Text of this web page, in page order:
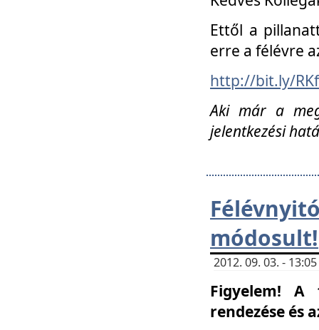
Ettől a
erre a félévre
http://bit.ly/
Aki már a
jelentkezési
módosult!
2012. 09. 03. -
Figyelem! A
rendezése és